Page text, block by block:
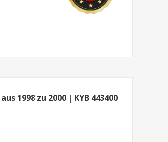
1998 zu 2000 | KYB 443400